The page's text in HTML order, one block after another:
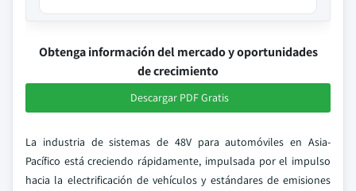
Obtenga información del mercado y oportunidades
de crecimiento
Descargar PDF Gratis
La industria de sistemas de 48V para automóviles en Asia-
Pacífico está creciendo rápidamente, impulsada por el impulso
hacia la electrificación de vehículos y estándares de emisiones